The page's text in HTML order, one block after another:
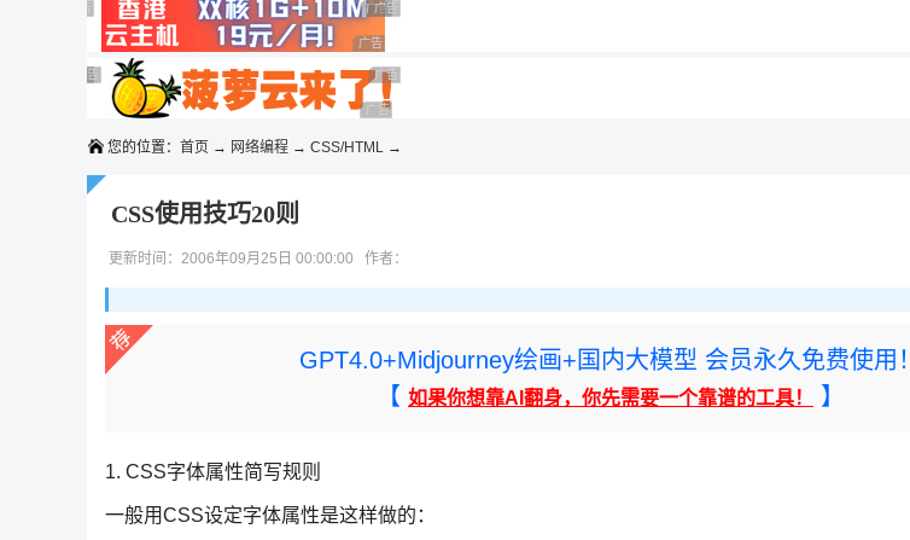
广告 商业广告，理性选择
广告 商业广告，理性选择
广告 商业广告，理性选择
广告 商业广告，理性选择
广告 商业广告，理性选择
广告 商业广告，理性选择
广告 商业广告，理性选择
广告 商业广告，理性选择
广告 商业广告，理性选择
广告 商业广告，理性选择
您的位置： 首页 → 网络编程 → CSS/HTML →
CSS使用技巧20则
更新时间：2006年09月25日 00:00:00 作者：
GPT4.0+Midjourney绘画+国内大模型 会员永久免费使用！
【 如果你想靠AI翻身，你先需要一个靠谱的工具！ 】
1. CSS字体属性简写规则
一般用CSS设定字体属性是这样做的：